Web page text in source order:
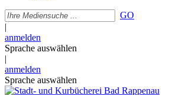
GO
|
anmelden
Sprache auswählen
|
anmelden
Sprache auswählen